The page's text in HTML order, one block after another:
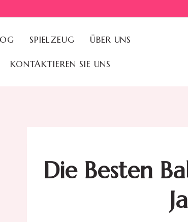
SPIELZEUG ÜBER UNS
KONTAKTIEREN SIE UNS
Die Besten